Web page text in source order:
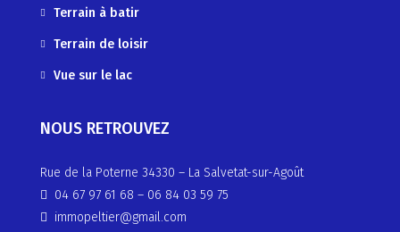
Terrain à batir
Terrain de loisir
Vue sur le lac
NOUS RETROUVEZ
Rue de la Poterne 34330 – La Salvetat-sur-Agoût
04 67 97 61 68 – 06 84 03 59 75
immopeltier@gmail.com